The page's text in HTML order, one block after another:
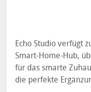
Echo Studio verfügt
Smart-Home-Hub,
für das smarte
die perfekte